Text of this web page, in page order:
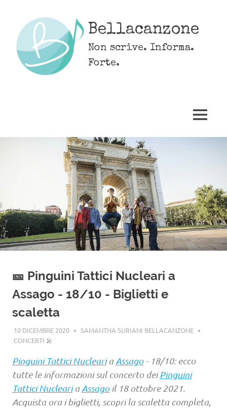
content
Bellacanzone
Non scrive. Informa.
Forte.
MENU
🎫 Pinguini Tattici Nucleari a
Assago - 18/10 - Biglietti e
scaletta
10 DICEMBRE 2020
SAMANTHA SURIANI BELLACANZONE
CONCERTI 🎤
Pinguini Tattici NucleariaAssago- 18/10: ecco
tutte le informazioni sul concerto deiPinguini
Tattici NucleariaAssagoil 18 ottobre 2021.
Acquista ora i biglietti, scopri la scaletta completa,